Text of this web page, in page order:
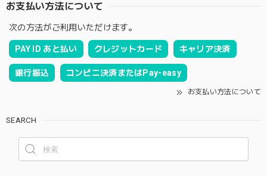
お支払い方法について
次の方法がご利用いただけます。
PAY ID あと払い クレジットカード キャリア決済
銀行振込 コンビニ決済またはPay-easy
お支払い方法について
SEARCH